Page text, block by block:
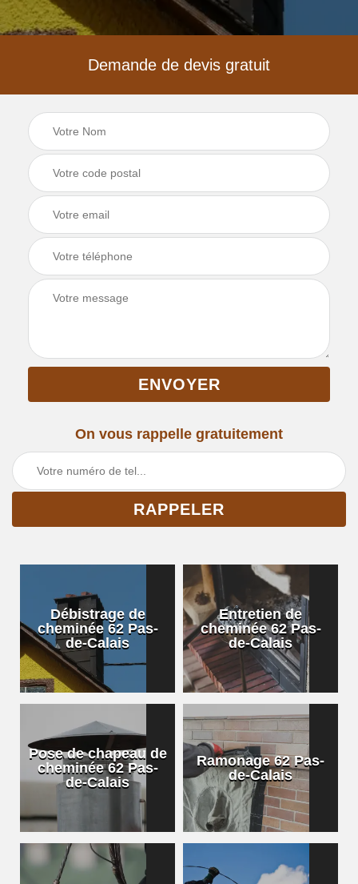
Demande de devis gratuit
On vous rappelle gratuitement
Débistrage de
cheminée 62 Pas-
de-Calais
Entretien de
cheminée 62 Pas-
de-Calais
Pose de chapeau de
cheminée 62 Pas-
de-Calais
Ramonage 62 Pas-
de-Calais